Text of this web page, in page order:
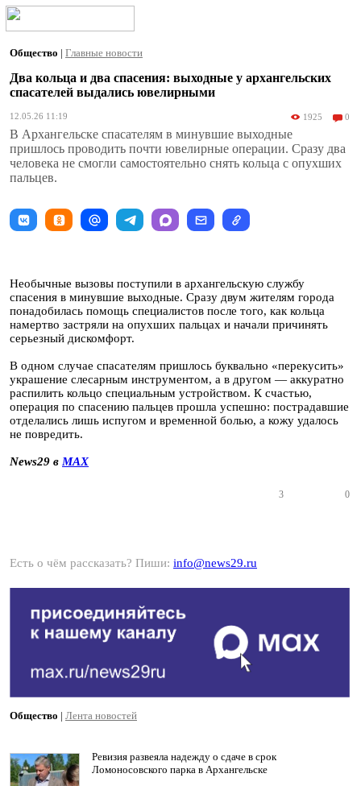
Общество | Главные новости
Два кольца и два спасения: выходные у архангельских
спасателей выдались ювелирными
12.05.26 11:19 1925 0
В Архангельске спасателям в минувшие выходные
пришлось проводить почти ювелирные операции. Сразу два
человека не смогли самостоятельно снять кольца с опухших
пальцев.
Необычные вызовы поступили в архангельскую службу
спасения в минувшие выходные. Сразу двум жителям города
понадобилась помощь специалистов после того, как кольца
намертво застряли на опухших пальцах и начали причинять
серьезный дискомфорт.
В одном случае спасателям пришлось буквально «перекусить»
украшение слесарным инструментом, а в другом — аккуратно
распилить кольцо специальным устройством. К счастью,
операция по спасению пальцев прошла успешно: пострадавшие
отделались лишь испугом и временной болью, а кожу удалось
не повредить.
News29 в MAX
3 0
Есть о чём рассказать? Пиши: info@news29.ru
Общество | Лента новостей
Ревизия развеяла надежду о сдаче в срок
Ломоносовского парка в Архангельске